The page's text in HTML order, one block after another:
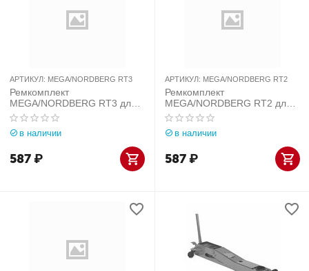
АРТИКУЛ: MEGA/NORDBERG RT3
Ремкомплект
MEGA/NORDBERG RT3 для
домкрата T3 3 тонн
в наличии
587₽
АРТИКУЛ: MEGA/NORDBERG RT2
Ремкомплект
MEGA/NORDBERG RT2 для
домкрата T2 2 тонн
в наличии
587₽